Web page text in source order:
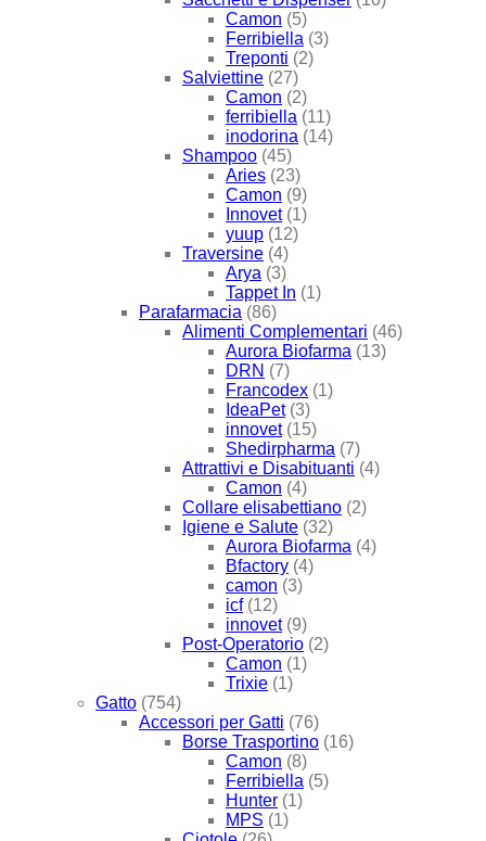
Camon (5)
Ferribiella (3)
Treponti (2)
Salviettine (27)
Camon (2)
ferribiella (11)
inodorina (14)
Shampoo (45)
Aries (23)
Camon (9)
Innovet (1)
yuup (12)
Traversine (4)
Arya (3)
Tappet In (1)
Parafarmacia (86)
Alimenti Complementari (46)
Aurora Biofarma (13)
DRN (7)
Francodex (1)
IdeaPet (3)
innovet (15)
Shedirpharma (7)
Attrattivi e Disabituanti (4)
Camon (4)
Collare elisabettiano (2)
Igiene e Salute (32)
Aurora Biofarma (4)
Bfactory (4)
camon (3)
icf (12)
innovet (9)
Post-Operatorio (2)
Camon (1)
Trixie (1)
Gatto (754)
Accessori per Gatti (76)
Borse Trasportino (16)
Camon (8)
Ferribiella (5)
Hunter (1)
MPS (1)